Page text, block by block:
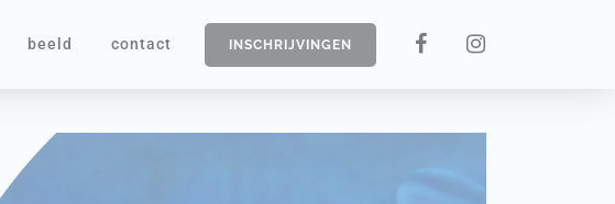
beeld contact INSCHRIJVINGEN